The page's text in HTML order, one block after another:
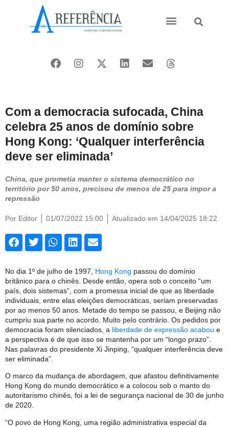
Com a democracia sufocada, China
celebra 25 anos de domínio sobre
Hong Kong: ‘Qualquer interferência
deve ser eliminada’
China, que prometia manter o sistema democrático no
território por 50 anos, precisou de menos de 25 para impor a
repressão
Por Editor 01/07/2022 15:00 Atualizado em 14/04/2025 18:22
No dia 1º de julho de 1997, Hong Kong passou do domínio
britânico para o chinês. Desde então, opera sob o conceito “um
país, dois sistemas”, com a promessa inicial de que as liberdade
individuais, entre elas eleições democráticas, seriam preservadas
por ao menos 50 anos. Metade do tempo se passou, e Beijing não
cumpriu sua parte no acordo. Muito pelo contrário. Os pedidos por
democracia foram silenciados, a liberdade de expressão acabou e
a perspectiva é de que isso se mantenha por um “longo prazo”.
Nas palavras do presidente Xi Jinping, “qualquer interferência deve
ser eliminada”.
O marco da mudança de abordagem, que afastou definitivamente
Hong Kong do mundo democrático e a colocou sob o manto do
autoritarismo chinês, foi a lei de segurança nacional de 30 de junho
de 2020.
“O povo de Hong Kong, uma região administrativa especial da